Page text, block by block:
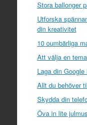
Stora ballonger
Utforska
din kreativitet
10 oumbärliga
Att välja en
Laga din
Allt du behöver
Skydda din
Öva in lite